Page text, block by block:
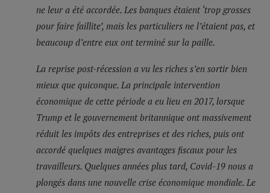
ne leur a été accordée. Les banques étaient ‘trop grosses
pour faire faillite’, mais les particuliers ne l’étaient pas, et
beaucoup d’entre eux ont terminé sur la paille.
La reprise post-récession a vu les riches s’en sortir bien
mieux que quiconque. La principale intervention
économique de cette période a eu lieu en 2017, lorsque
Trump et le gouvernement britannique ont massivement
réduit les impôts des entreprises et des riches, puis ont
accordé quelques maigres avantages fiscaux pour les
travailleurs. Quelques années plus tard, Covid-19 nous a
plongés dans une nouvelle crise économique mondiale. Le